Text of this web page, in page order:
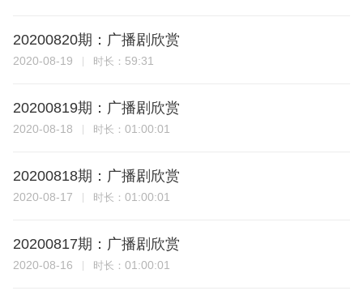
20200820期：广播剧欣赏
2020-08-19 时长： 59:31
20200819期：广播剧欣赏
2020-08-18 时长： 01:00:01
20200818期：广播剧欣赏
2020-08-17 时长： 01:00:01
20200817期：广播剧欣赏
2020-08-16 时长： 01:00:01